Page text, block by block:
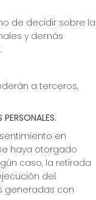
de decidir sobre la
y demás
a terceros,
en
haya otorgado
caso, la retirada
del
generadas con